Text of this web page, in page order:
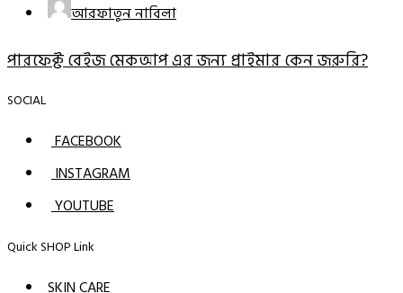
আরফাতুন নাবিলা
পারফেক্ট বেইজ মেকআপ এর জন্য প্রাইমার কেন জরুরি?
SOCIAL
FACEBOOK
INSTAGRAM
YOUTUBE
Quick SHOP Link
SKIN CARE